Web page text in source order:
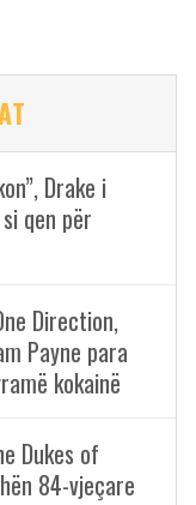
Drake i
qen për
Direction,
Payne para
kokainë
Dukes of
84-vjeçare